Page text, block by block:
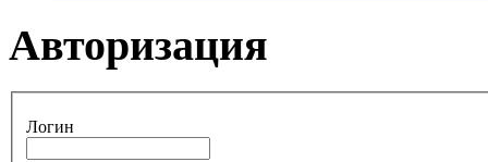
Авторизация
Логин